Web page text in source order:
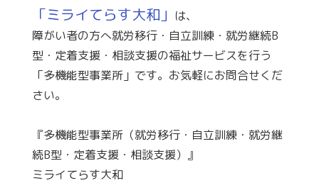
「ミライてらす大和」 は、
障がい者の方へ就労移行・自立訓練・就労継続B
型・定着支援・相談支援の福祉サービスを行う
「多機能型事業所」です。お気軽にお問合せくだ
さい。
『多機能型事業所（就労移行・自立訓練・就労継
続B型・定着支援・相談支援）』
ミライてらす大和